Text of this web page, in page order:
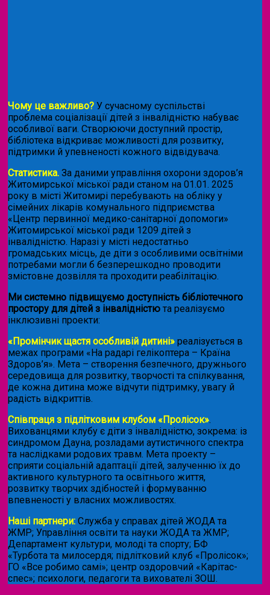
Чому це важливо? У сучасному суспільстві
проблема соціалізації дітей з інвалідністю набуває
особливої ваги. Створюючи доступний простір,
бібліотека відкриває можливості для розвитку,
підтримки й упевненості кожного відвідувача.
Статистика. За даними управління охорони здоров’я
Житомирської міської ради станом на 01.01. 2025
року в місті Житомирі перебувають на обліку у
сімейних лікарів комунального підприємства
«Центр первинної медико-санітарної допомоги»
Житомирської міської ради 1209 дітей з
інвалідністю. Наразі у місті недостатньо
громадських місць, де діти з особливими освітніми
потребами могли б безперешкодно проводити
змістовне дозвілля та проходити реабілітацію.
Ми системно підвищуємо доступність бібліотечного
простору для дітей з інвалідністю та реалізуємо
інклюзивні проекти:
«Промінчик щастя особливій дитині» реалізується в
межах програми «На радарі гелікоптера – Країна
Здоров’я». Мета – створення безпечного, дружнього
середовища для розвитку, творчості та спілкування,
де кожна дитина може відчути підтримку, увагу й
радість відкриттів.
Співпраця з підлітковим клубом «Пролісок».
Вихованцями клубу є діти з інвалідністю, зокрема: із
синдромом Дауна, розладами аутистичного спектра
та наслідками родових травм. Мета проекту –
сприяти соціальній адаптації дітей, залученню їх до
активного культурного та освітнього життя,
розвитку творчих здібностей і формуванню
впевненості у власних можливостях.
Наші партнери: Служба у справах дітей ЖОДА та
ЖМР; Управління освіти та науки ЖОДА та ЖМР;
Департамент культури, молоді та спорту; БФ
«Турбота та милосердя; підлітковий клуб «Пролісок»;
ГО «Все робимо самі»; центр оздоровчий «Карітас-
спес»; психологи, педагоги та вихователі ЗОШ.